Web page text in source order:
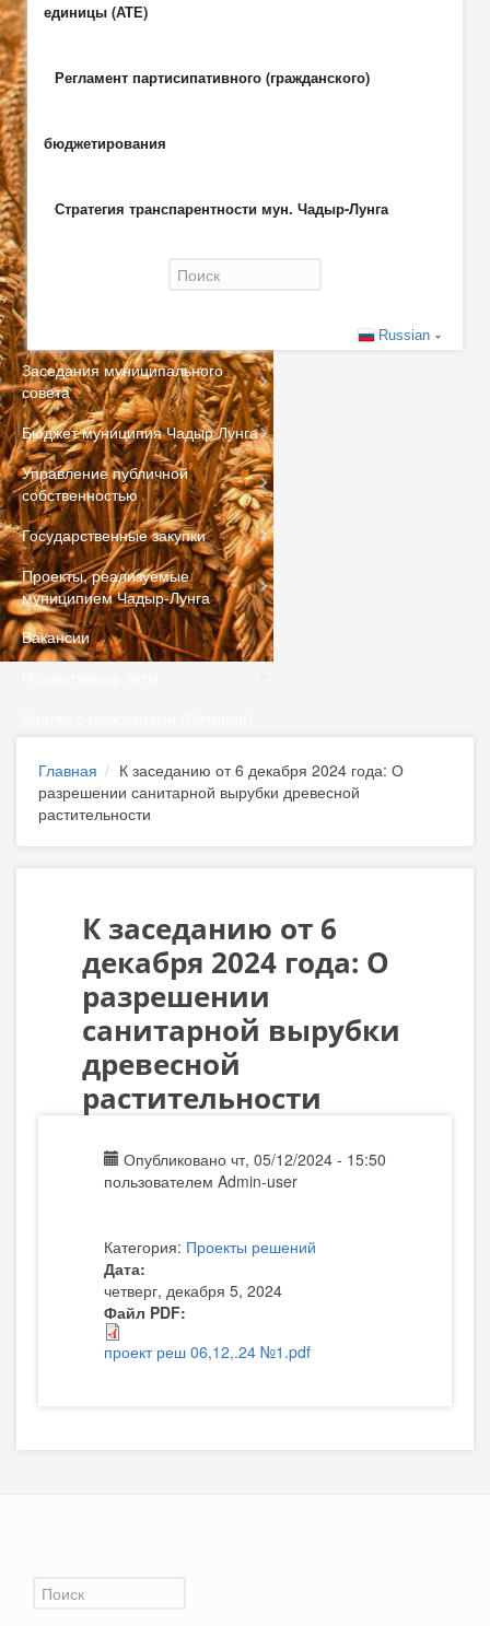
единицы (АТЕ)
Регламент партисипативного (гражданского)
бюджетирования
Стратегия транспарентности мун. Чадыр-Лунга
Russian
Заседания муниципального
совета
Бюджет муниципия Чадыр Лунга
Управление публичной
собственностью
Государственные закупки
Проекты, реализуемые
муниципием Чадыр-Лунга
Вакансии
Главная
К заседанию от 6 декабря 2024 года: О
разрешении санитарной вырубки древесной
растительности
К заседанию от 6
декабря 2024 года: О
разрешении
санитарной вырубки
древесной
растительности
Опубликовано чт, 05/12/2024 - 15:50
пользователем Admin-user
Категория: Проекты решений
Дата:
четверг, декабря 5, 2024
Файл PDF:
проект реш 06,12,.24 №1.pdf